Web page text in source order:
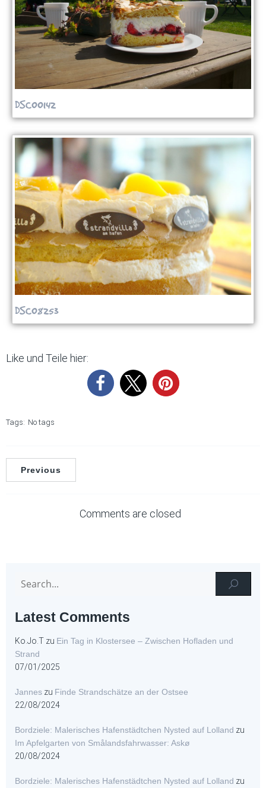
DSC00142
DSC08253
Like und Teile hier:
Tags: No tags
Previous
Comments are closed
Latest Comments
Ko.Jo.T zu Ein Tag in Klostersee – Zwischen Hofladen und
Strand
07/01/2025
Jannes zu Finde Strandschätze an der Ostsee
22/08/2024
Bordziele: Malerisches Hafenstädtchen Nysted auf Lolland zu
Im Apfelgarten von Smålandsfahrwasser: Askø
20/08/2024
Bordziele: Malerisches Hafenstädtchen Nysted auf Lolland zu